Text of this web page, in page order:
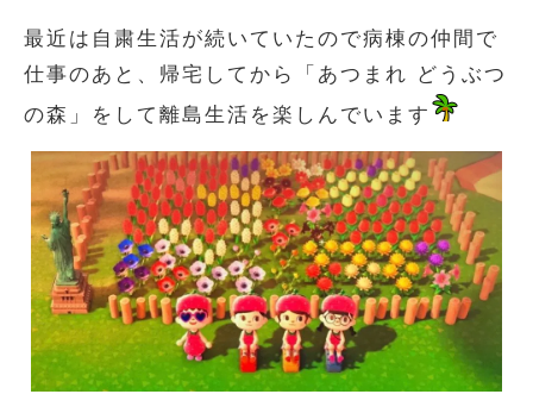
最近は自粛生活が続いていたので病棟の仲間で
仕事のあと、帰宅してから「あつまれ どうぶつ
の森」をして離島生活を楽しんでいます